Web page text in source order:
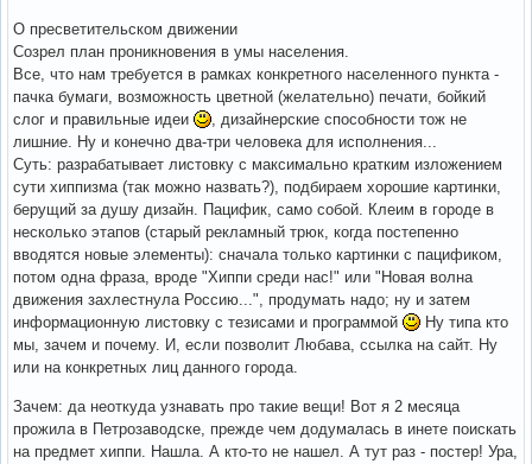
О пресветительском движении
Созрел план проникновения в умы населения.
Все, что нам требуется в рамках конкретного населенного пункта -
пачка бумаги, возможность цветной (желательно) печати, бойкий
слог и правильные идеи
, дизайнерские способности тож не
лишние. Ну и конечно два-три человека для исполнения...
Суть: разрабатывает листовку с максимально кратким изложением
сути хиппизма (так можно назвать?), подбираем хорошие картинки,
берущий за душу дизайн. Пацифик, само собой. Клеим в городе в
несколько этапов (старый рекламный трюк, когда постепенно
вводятся новые элементы): сначала только картинки с пацификом,
потом одна фраза, вроде "Хиппи среди нас!" или "Новая волна
движения захлестнула Россию...", продумать надо; ну и затем
информационную листовку с тезисами и программой
Ну типа кто
мы, зачем и почему. И, если позволит Любава, ссылка на сайт. Ну
или на конкретных лиц данного города.
Зачем: да неоткуда узнавать про такие вещи! Вот я 2 месяца
прожила в Петрозаводске, прежде чем додумалась в инете поискать
на предмет хиппи. Нашла. А кто-то не нашел. А тут раз - постер! Ура,